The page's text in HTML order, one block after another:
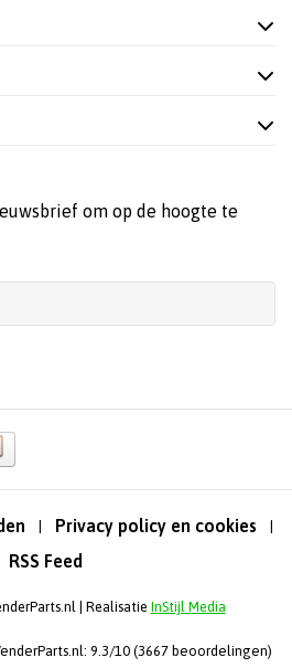
om op de hoogte te
| Privacy policy en cookies |
RSS Feed
| Realisatie InStijl Media
9.3/10 (3667 beoordelingen)